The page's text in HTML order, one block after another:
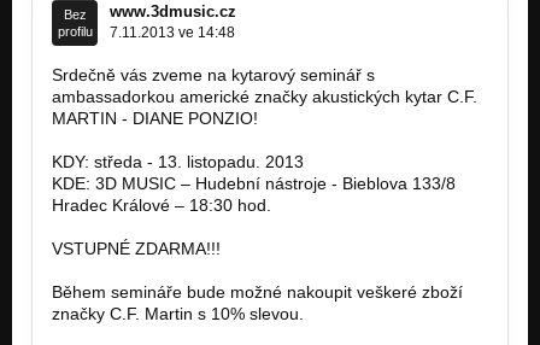
Bez
profilu
www.3dmusic.cz
7.11.2013 ve 14:48
Srdečně vás zveme na kytarový seminář s
ambassadorkou americké značky akustických kytar C.F.
MARTIN - DIANE PONZIO!
KDY: středa - 13. listopadu. 2013
KDE: 3D MUSIC – Hudební nástroje - Bieblova 133/8
Hradec Králové – 18:30 hod.
VSTUPNÉ ZDARMA!!!
Během semináře bude možné nakoupit veškeré zboží
značky C.F. Martin s 10% slevou.